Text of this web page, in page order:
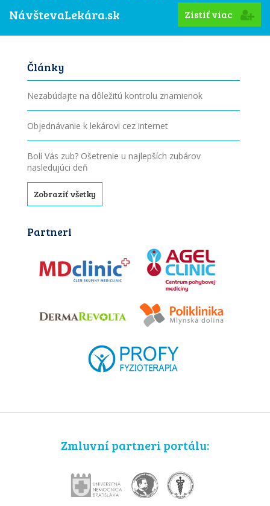
NávštevaLekára.sk
Zistiť viac
Články
Nezabúdajte na dôležitú kontrolu znamienok
Objednávanie k lekárovi cez internet
Bolí Vás zub? Ošetrenie u najlepších zubárov
nasledujúci deň
Zobraziť všetky
Partneri
Zmluvní partneri portálu: